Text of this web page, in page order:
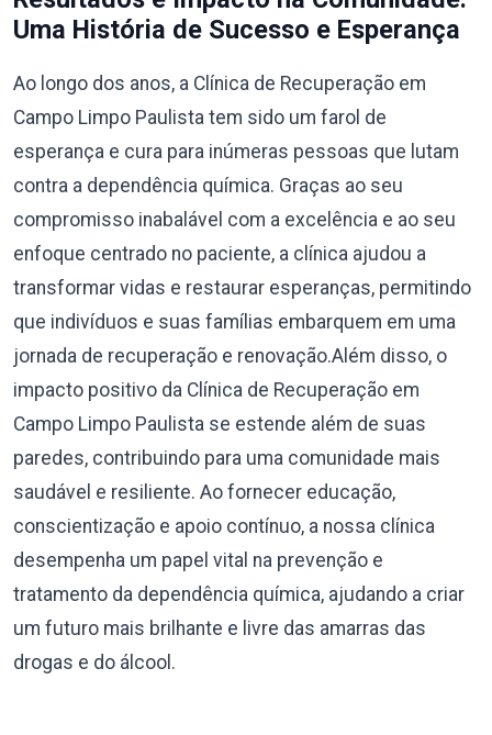
Uma História de Sucesso e Esperança
Ao longo dos anos, a Clínica de Recuperação em
Campo Limpo Paulista tem sido um farol de
esperança e cura para inúmeras pessoas que lutam
contra a dependência química. Graças ao seu
compromisso inabalável com a excelência e ao seu
enfoque centrado no paciente, a clínica ajudou a
transformar vidas e restaurar esperanças, permitindo
que indivíduos e suas famílias embarquem em uma
jornada de recuperação e renovação.Além disso, o
impacto positivo da Clínica de Recuperação em
Campo Limpo Paulista se estende além de suas
paredes, contribuindo para uma comunidade mais
saudável e resiliente. Ao fornecer educação,
conscientização e apoio contínuo, a nossa clínica
desempenha um papel vital na prevenção e
tratamento da dependência química, ajudando a criar
um futuro mais brilhante e livre das amarras das
drogas e do álcool.